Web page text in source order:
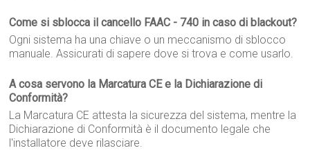
Come si sblocca il cancello FAAC - 740 in caso di blackout?
Ogni sistema ha una chiave o un meccanismo di sblocco
manuale. Assicurati di sapere dove si trova e come usarlo.
A cosa servono la Marcatura CE e la Dichiarazione di
Conformità?
La Marcatura CE attesta la sicurezza del sistema, mentre la
Dichiarazione di Conformità è il documento legale che
l'installatore deve rilasciare.